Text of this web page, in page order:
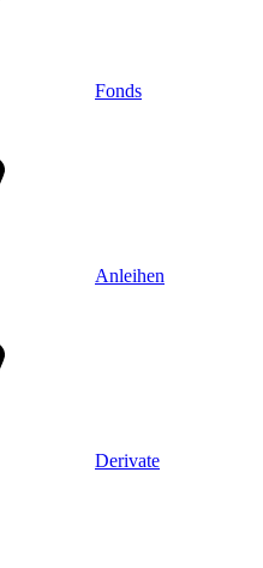
Fonds
Anleihen
Derivate